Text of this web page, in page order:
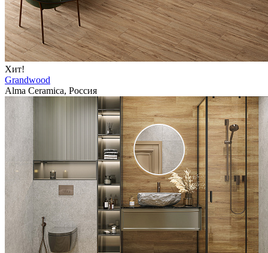
Хит!
Grandwood
Alma Ceramica, Россия